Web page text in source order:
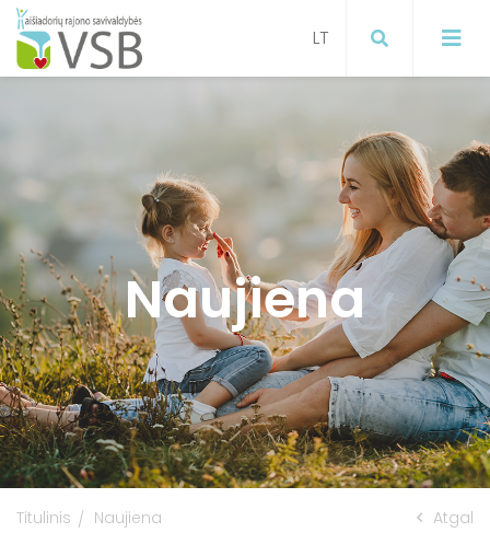
Mokymai
Projektai
Paslaugos gyventojams
Visuomenės sveikatos stiprinimas
ugdymo įstaigose
Visuomenės sveikatos stiprinimas
Visuomenės sveikatos stiprinimas
Širvintų raj. savivaldybėje
Informacija gyventojams apie
koronavirusą
Informacija apie gyventojų
sergamumą gripu, ŪVKTI ir COVID-19
Naujiena
Titulinis Naujiena Atgal